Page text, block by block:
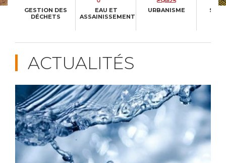
GESTION DES
DÉCHETS
EAU ET
ASSAINISSEMENT
URBANISME
ACTUALITÉS